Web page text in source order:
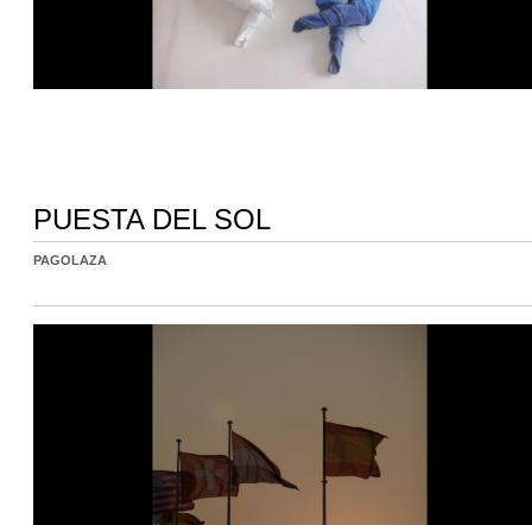
PUESTA DEL SOL
PAGOLAZA